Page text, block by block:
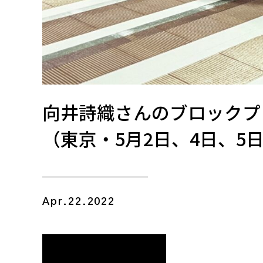
向井詩織さんのブロック
（東京・5月2日、4日、5
Apr.22.2022